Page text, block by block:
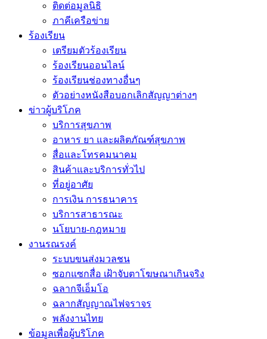
ติดต่อมูลนิธิ
ภาคีเครือข่าย
ร้องเรียน
เตรียมตัวร้องเรียน
ร้องเรียนออนไลน์
ร้องเรียนช่องทางอื่นๆ
ตัวอย่างหนังสือบอกเลิกสัญญาต่างๆ
ข่าวผู้บริโภค
บริการสุขภาพ
อาหาร ยา และผลิตภัณฑ์สุขภาพ
สื่อและโทรคมนาคม
สินค้าและบริการทั่วไป
ที่อยู่อาศัย
การเงิน การธนาคาร
บริการสาธารณะ
นโยบาย-กฎหมาย
งานรณรงค์
ระบบขนส่งมวลชน
ซอกแซกสื่อ เฝ้าจับตาโฆษณาเกินจริง
ฉลากจีเอ็มโอ
ฉลากสัญญาณไฟจราจร
พลังงานไทย
ข้อมูลเพื่อผู้บริโภค